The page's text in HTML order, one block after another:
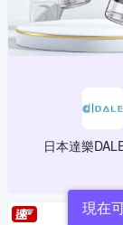
日本達樂
現在